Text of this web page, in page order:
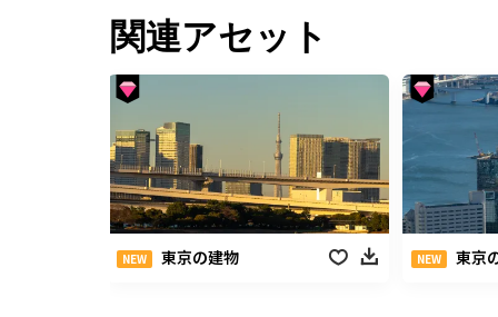
関連アセット
NEW 東京の建物 NEW 東京